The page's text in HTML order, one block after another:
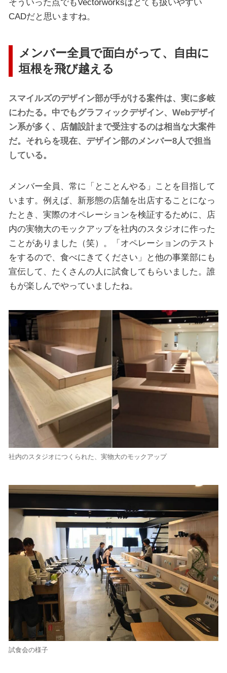
そういった点でもVectorworksはとても扱いやすい
CADだと思いますね。
メンバー全員で面白がって、自由に
垣根を飛び越える
スマイルズのデザイン部が手がける案件は、実に多岐
にわたる。中でもグラフィックデザイン、Webデザイ
ン系が多く、店舗設計まで受注するのは相当な大案件
だ。それらを現在、デザイン部のメンバー8人で担当
している。
メンバー全員、常に「とことんやる」ことを目指して
います。例えば、新形態の店舗を出店することになっ
たとき、実際のオペレーションを検証するために、店
内の実物大のモックアップを社内のスタジオに作った
ことがありました（笑）。「オペレーションのテスト
をするので、食べにきてください」と他の事業部にも
宣伝して、たくさんの人に試食してもらいました。誰
もが楽しんでやっていましたね。
社内のスタジオにつくられた、実物大のモックアップ
試食会の様子